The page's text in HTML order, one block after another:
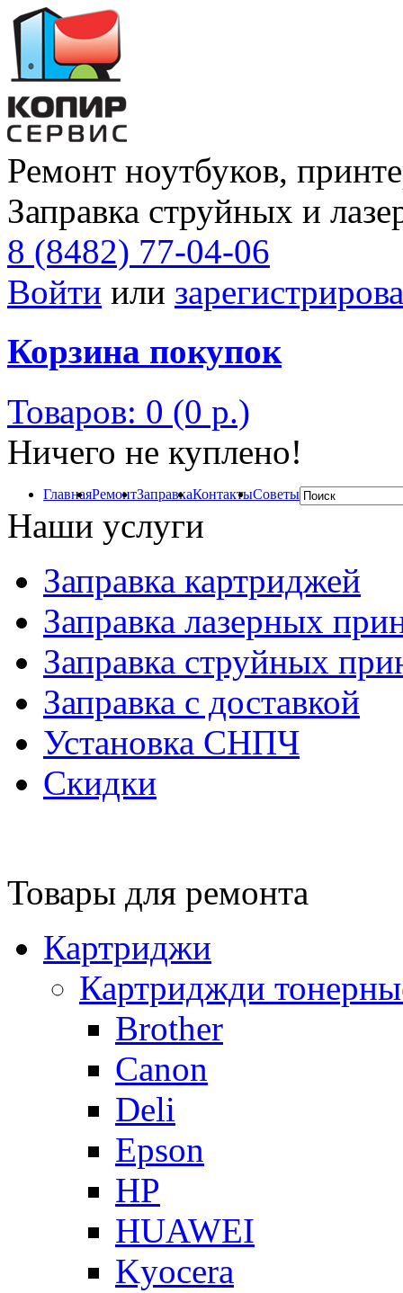
Ремонт ноутбуков,
Заправка струйных и
8 (8482) 77-04-06
Войти или
Корзина покупок
Товаров: 0 (0 р.)
Ничего не куплено!
ГлавнаяРемонтЗаправкаКонтактыСоветы
Наши услуги
Заправка картриджей
Заправка лазерных
Заправка струйных
Заправка с доставкой
Установка СНПЧ
Скидки
Товары для ремонта
Картриджи
Картриджди
Brother
Canon
Deli
Epson
HP
HUAWEI
Kyocera